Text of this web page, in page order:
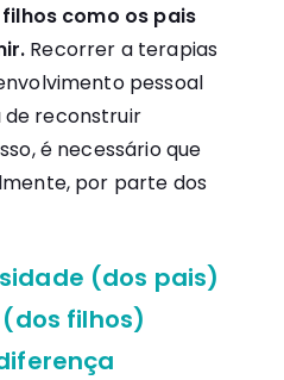
como os pais
Recorrer a terapias
pessoal
de reconstruir
é necessário que
por parte dos
(dos pais)
filhos)